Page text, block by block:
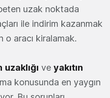
uzak noktada
ile indirim kazanmak
o aracı kiralamak.
uzaklığı ve yakıtın
konusunda en yaygın